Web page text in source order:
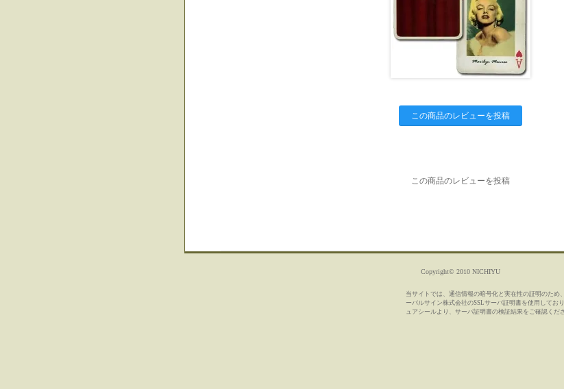
この商品のレビューを投稿
この商品のレビューを投稿
Copyright© 2010 NICHIYU
当サイトでは、通信情報の暗号化と実在性の証明のため
ーバルサイン株式会社のSSLサーバ証明書を使用してお
ュアシールより、サーバ証明書の検証結果をご確認くださ